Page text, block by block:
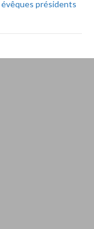
présidents